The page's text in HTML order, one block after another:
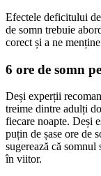
Efectele deficitului
de somn trebuie
corect și a ne
6 ore de somn
Deși experții
treime dintre adulți
fiecare noapte. Deși
puțin de șase ore de
sugerează că
în viitor.